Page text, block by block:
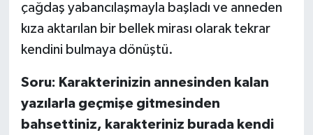
çağdaş yabancılaşmayla başladı ve anneden
kıza aktarılan bir bellek mirası olarak tekrar
kendini bulmaya dönüştü.
Soru: Karakterinizin annesinden kalan
yazılarla geçmişe gitmesinden
bahsettiniz, karakteriniz burada kendi